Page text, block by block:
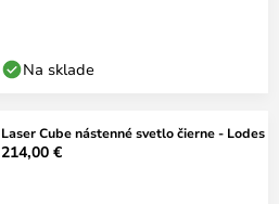
Na sklade
Laser Cube nástenné svetlo čierne - Lodes
214,00 €